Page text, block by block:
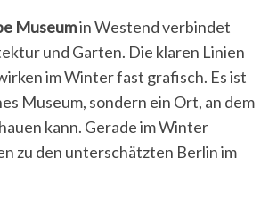
Museumin Westend verbindet
und Garten. Die klaren Linien
im Winter fast grafisch. Es ist
Museum, sondern ein Ort, an dem
kann. Gerade im Winter
zu den unterschätzten Berlin im